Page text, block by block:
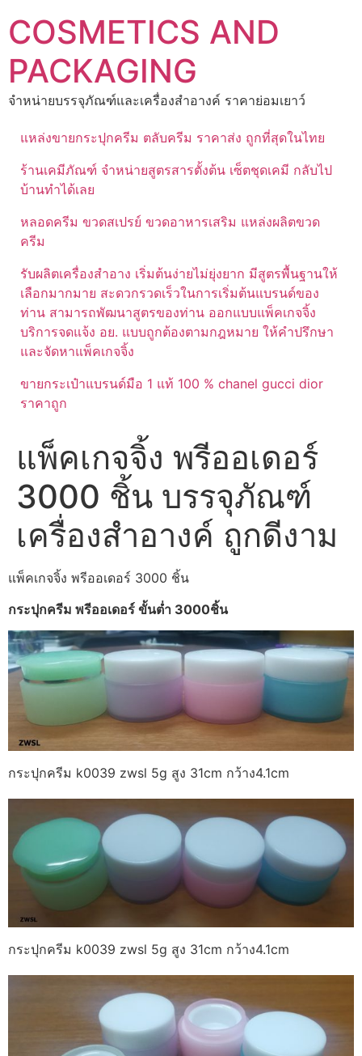
to
content
COSMETICS AND
PACKAGING
จำหน่ายบรรจุภัณฑ์และเครื่องสำอางค์ ราคาย่อมเยาว์
แหล่งขายกระปุกครีม ตลับครีม ราคาส่ง ถูกที่สุดในไทย
ร้านเคมีภัณฑ์ จำหน่ายสูตรสารตั้งต้น เซ็ตชุดเคมี กลับไป
บ้านทำได้เลย
หลอดครีม ขวดสเปรย์ ขวดอาหารเสริม แหล่งผลิตขวด
ครีม
รับผลิตเครื่องสำอาง เริ่มต้นง่ายไม่ยุ่งยาก มีสูตรพื้นฐานให้
เลือกมากมาย สะดวกรวดเร็วในการเริ่มต้นแบรนด์ของ
ท่าน สามารถพัฒนาสูตรของท่าน ออกแบบแพ็คเกจจิ้ง
บริการจดแจ้ง อย. แบบถูกต้องตามกฎหมาย ให้คำปรึกษา
และจัดหาแพ็คเกจจิ้ง
ขายกระเป๋าแบรนด์มือ 1 แท้ 100 % chanel gucci dior
ราคาถูก
แพ็คเกจจิ้ง พรีออเดอร์
3000 ชิ้น บรรจุภัณฑ์
เครื่องสำอางค์ ถูกดีงาม
แพ็คเกจจิ้ง พรีออเดอร์ 3000 ชิ้น
กระปุกครีม พรีออเดอร์ ขั้นต่ำ 3000ชิ้น
กระปุกครีม k0039 zwsl 5g สูง 31cm กว้าง4.1cm
กระปุกครีม k0039 zwsl 5g สูง 31cm กว้าง4.1cm